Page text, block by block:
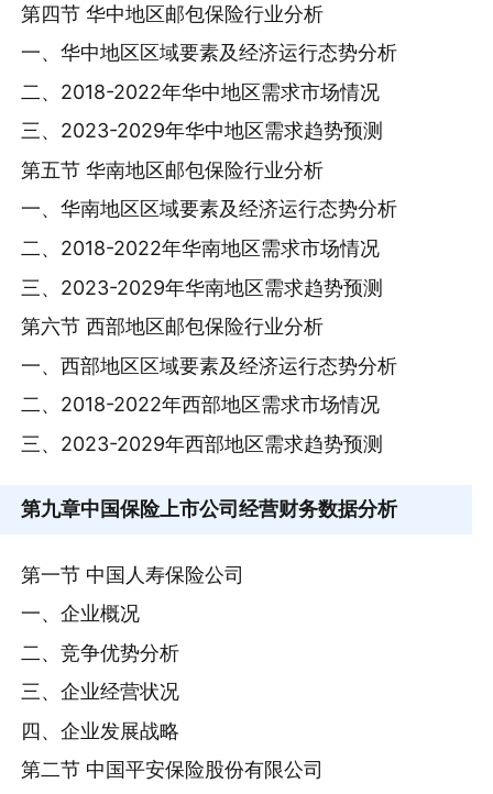
第四节 华中地区邮包保险行业分析
一、华中地区区域要素及经济运行态势分析
二、2018-2022年华中地区需求市场情况
三、2023-2029年华中地区需求趋势预测
第五节 华南地区邮包保险行业分析
一、华南地区区域要素及经济运行态势分析
二、2018-2022年华南地区需求市场情况
三、2023-2029年华南地区需求趋势预测
第六节 西部地区邮包保险行业分析
一、西部地区区域要素及经济运行态势分析
二、2018-2022年西部地区需求市场情况
三、2023-2029年西部地区需求趋势预测
第九章中国保险上市公司经营财务数据分析
第一节 中国人寿保险公司
一、企业概况
二、竞争优势分析
三、企业经营状况
四、企业发展战略
第二节 中国平安保险股份有限公司